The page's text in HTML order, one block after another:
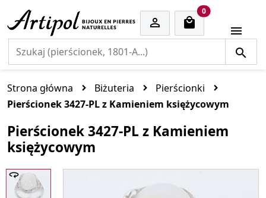

0cart items

Strona główna Biżuteria
Pierścionki
Pierścionek 3427-PL z Kamieniem księżycowym
Pierścionek 3427-PL z Kamieniem
księżycowym